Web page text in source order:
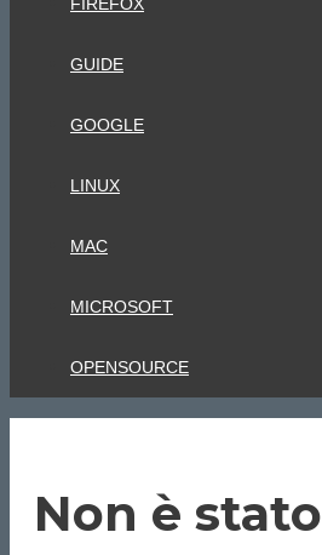
GUIDE
GOOGLE
LINUX
MAC
MICROSOFT
OPENSOURCE
Non è stato